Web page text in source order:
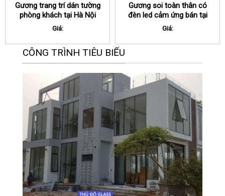
Gương trang trí dán tường
phòng khách tại Hà Nội
Giá:
Gương soi toàn thân có
đèn led cảm ứng bán tại
Hà Nội
Giá:
CÔNG TRÌNH TIÊU BIỂU